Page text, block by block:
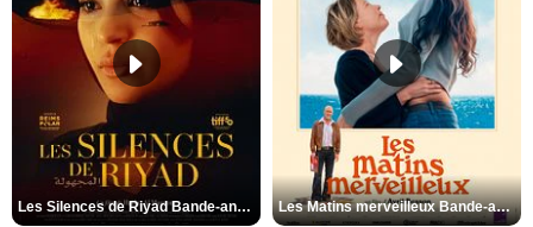
Les Silences de Riyad Bande-annonce VO STFR Les Matins merveilleux Bande-annonce VF